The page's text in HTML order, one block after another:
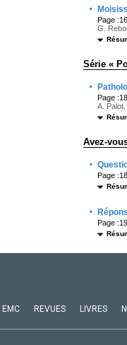
·
Page
G.
Série «
·
Page
A.
Avez-
·
Page
·
Page
EMC REVUES LIVRES